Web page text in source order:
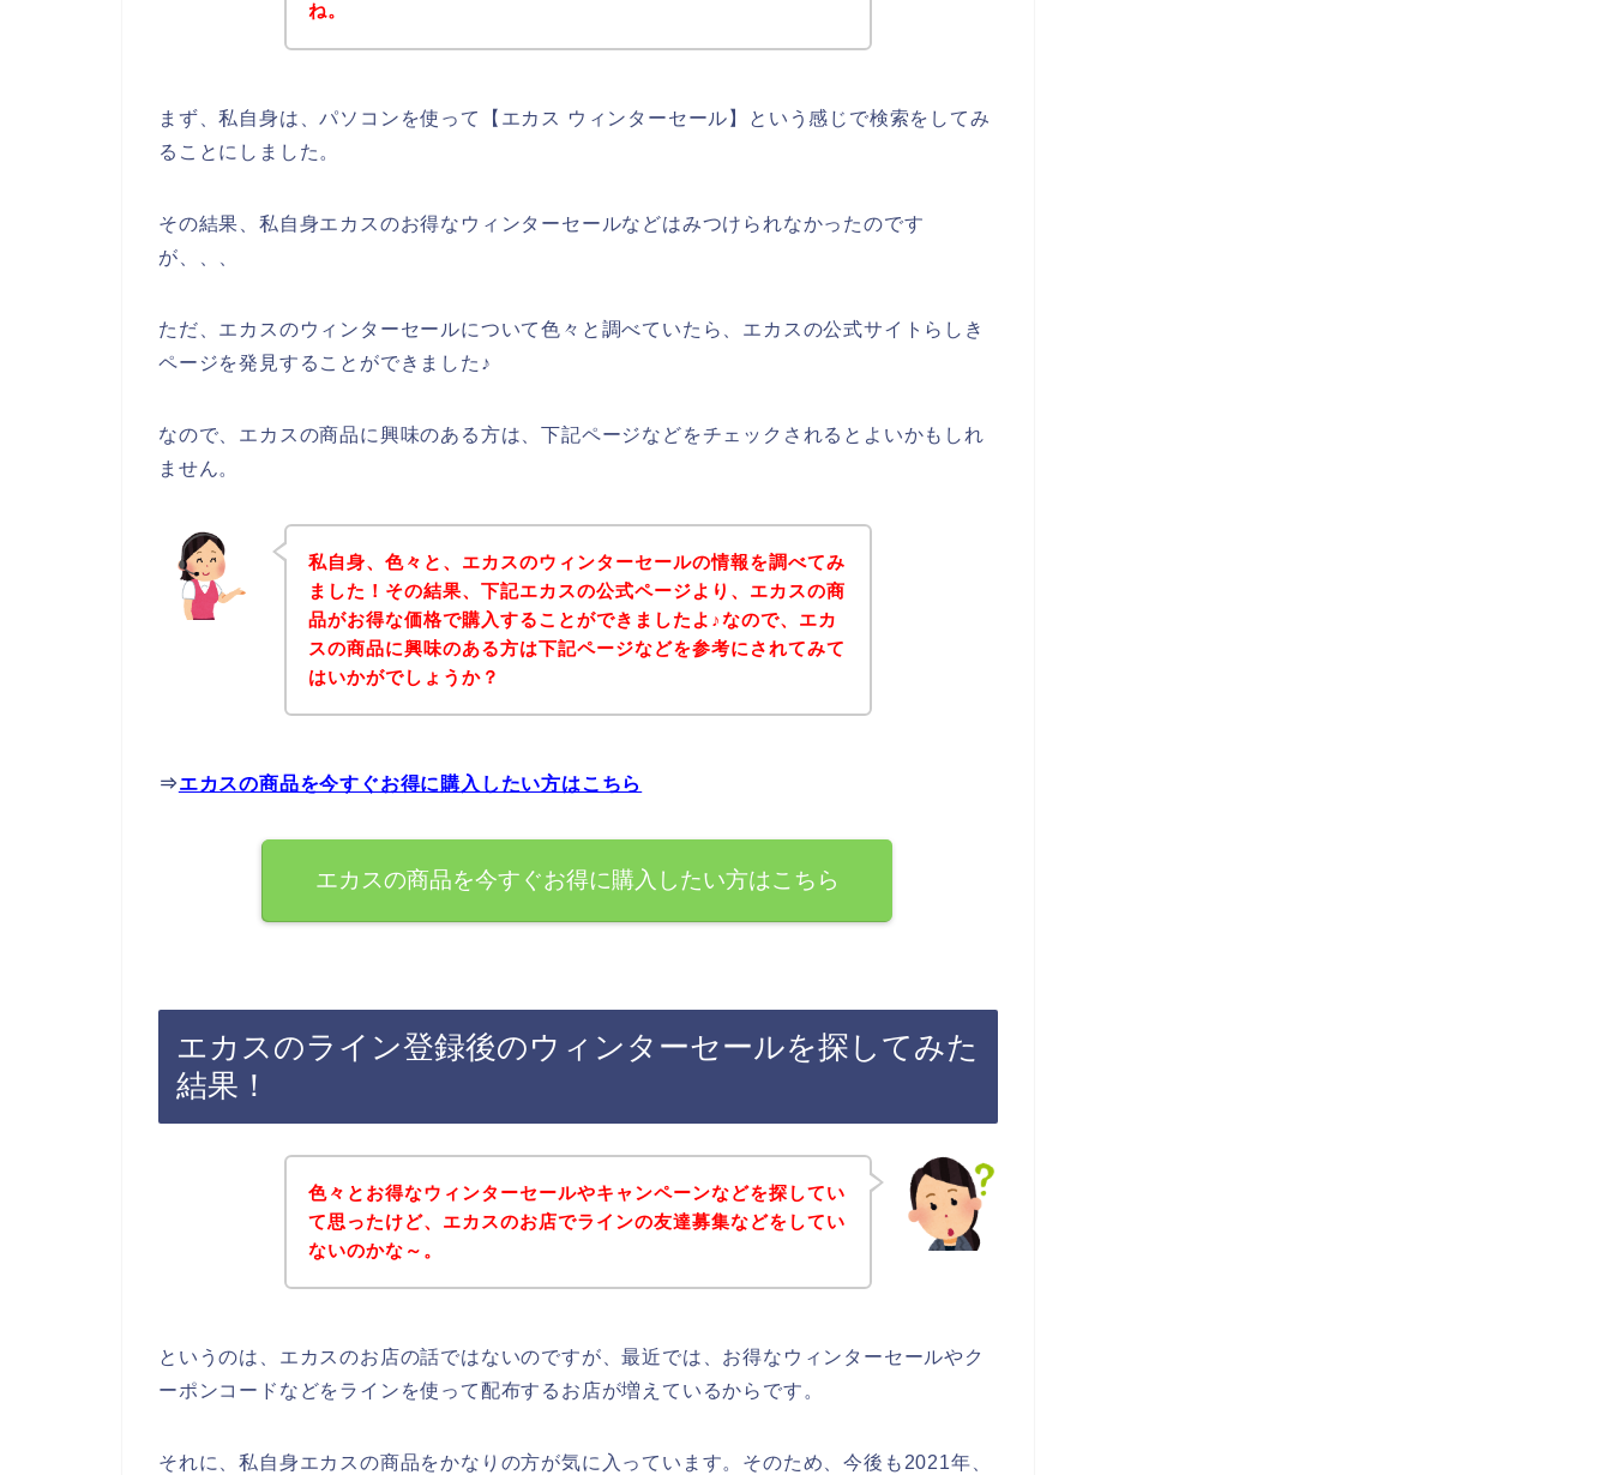
ね。
まず、私自身は、パソコンを使って【エカス ウィンターセール】という感じで検索をしてみ
ることにしました。
その結果、私自身エカスのお得なウィンターセールなどはみつけられなかったのです
が、、、
ただ、エカスのウィンターセールについて色々と調べていたら、エカスの公式サイトらしき
ページを発見することができました♪
なので、エカスの商品に興味のある方は、下記ページなどをチェックされるとよいかもしれ
ません。
私自身、色々と、エカスのウィンターセールの情報を調べてみ
ました！その結果、下記エカスの公式ページより、エカスの商
品がお得な価格で購入することができましたよ♪なので、エカ
スの商品に興味のある方は下記ページなどを参考にされてみて
はいかがでしょうか？
⇒エカスの商品を今すぐお得に購入したい方はこちら
エカスの商品を今すぐお得に購入したい方はこちら
エカスのライン登録後のウィンターセールを探してみた
結果！
色々とお得なウィンターセールやキャンペーンなどを探してい
て思ったけど、エカスのお店でラインの友達募集などをしてい
ないのかな～。
というのは、エカスのお店の話ではないのですが、最近では、お得なウィンターセールやク
ーポンコードなどをラインを使って配布するお店が増えているからです。
それに、私自身エカスの商品をかなりの方が気に入っています。そのため、今後も2021年、